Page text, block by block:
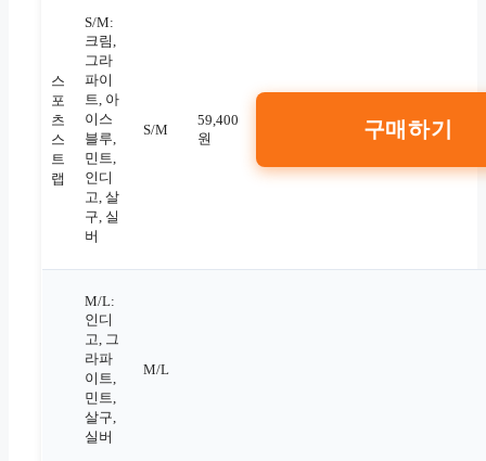
스
포
츠
스
트
랩
S/M:
크림,
그라
파이
트, 아
이스
블루,
민트,
인디
고, 살
구, 실
버
S/M
59,400
원
구매하기
M/L:
인디
고, 그
라파
이트,
민트,
살구,
실버
M/L